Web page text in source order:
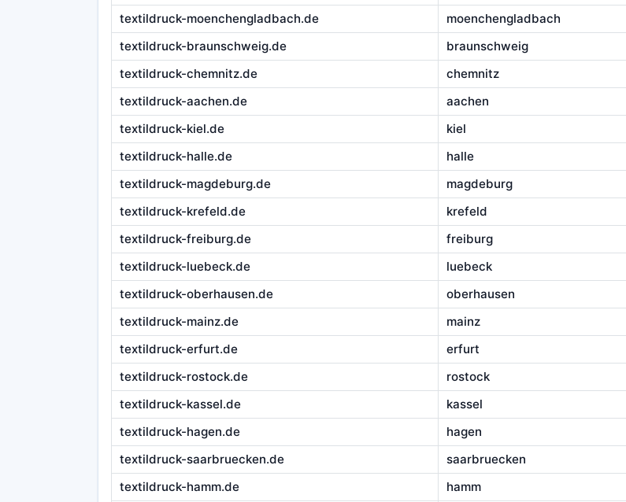
textildruck-moenchengladbach.de
moenchengladbach
textildruck-braunschweig.de
braunschweig
textildruck-chemnitz.de
chemnitz
textildruck-aachen.de
aachen
textildruck-kiel.de
kiel
textildruck-halle.de
halle
textildruck-magdeburg.de
magdeburg
textildruck-krefeld.de
krefeld
textildruck-freiburg.de
freiburg
textildruck-luebeck.de
luebeck
textildruck-oberhausen.de
oberhausen
textildruck-mainz.de
mainz
textildruck-erfurt.de
erfurt
textildruck-rostock.de
rostock
textildruck-kassel.de
kassel
textildruck-hagen.de
hagen
textildruck-saarbruecken.de
saarbruecken
textildruck-hamm.de
hamm